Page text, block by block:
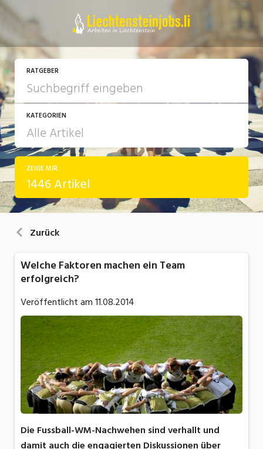
RATGEBER
KATEGORIEN
Arbeit
Ausbildung / Weiterbildung
ZEIGE MIR
1446 Artikel
Zurück
Welche Faktoren machen ein Team
erfolgreich?
Veröffentlicht am11.08.2014
Die Fussball-WM-Nachwehen sind verhallt und
damit auch die engagierten Diskussionen über